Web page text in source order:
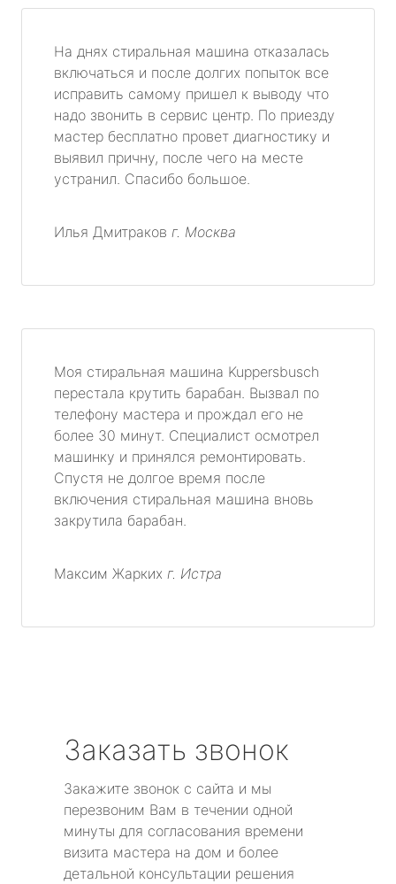
На днях стиральная машина отказалась
включаться и после долгих попыток все
исправить самому пришел к выводу что
надо звонить в сервис центр. По приезду
мастер бесплатно провет диагностику и
выявил причну, после чего на месте
устранил. Спасибо большое.
Илья Дмитраков г. Москва
Моя стиральная машина Kuppersbusch
перестала крутить барабан. Вызвал по
телефону мастера и прождал его не
более 30 минут. Специалист осмотрел
машинку и принялся ремонтировать.
Спустя не долгое время после
включения стиральная машина вновь
закрутила барабан.
Максим Жарких г. Истра
Заказать звонок
Закажите звонок с сайта и мы
перезвоним Вам в течении одной
минуты для согласования времени
визита мастера на дом и более
детальной консультации решения